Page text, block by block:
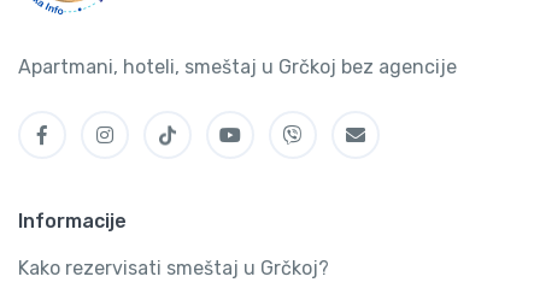
Apartmani, hoteli, smeštaj u Grčkoj bez agencije
Informacije
Kako rezervisati smeštaj u Grčkoj?